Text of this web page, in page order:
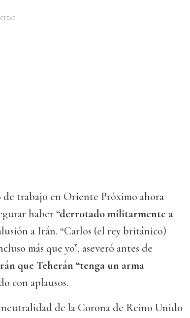
de trabajo en Oriente Próximo ahora
haber“derrotado militarmente a
a Irán. “Carlos (el rey británico)
más que yo”, aseveró antes de
que Teherán “tenga un arma
con aplausos.
de la Corona de Reino Unido